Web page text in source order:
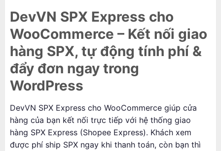
DevVN SPX Express cho
WooCommerce – Kết nối giao
hàng SPX, tự động tính phí &
đẩy đơn ngay trong
WordPress
DevVN SPX Express cho WooCommerce giúp cửa
hàng của bạn kết nối trực tiếp với hệ thống giao
hàng SPX Express (Shopee Express). Khách xem
được phí ship SPX ngay khi thanh toán, còn bạn thì